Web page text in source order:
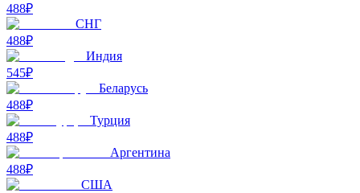
488₽
СНГ
488₽
Индия
545₽
Беларусь
488₽
Турция
488₽
Аргентина
488₽
США